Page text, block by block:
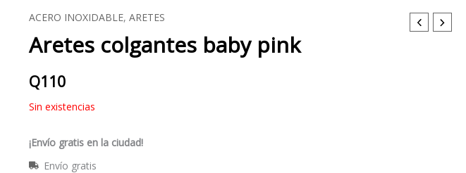
ACERO INOXIDABLE,ARETES
Aretes colgantes baby pink
Q110
Sin existencias
¡Envío gratis en la ciudad!
Envío gratis